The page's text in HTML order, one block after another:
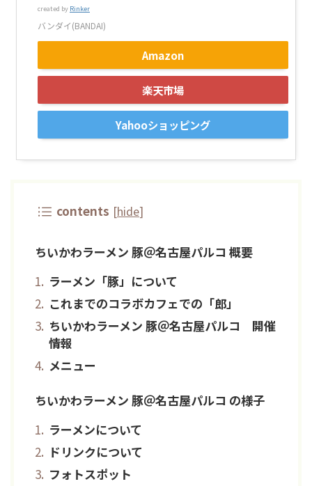
created by Rinker
バンダイ(BANDAI)
Amazon
楽天市場
Yahooショッピング
contents [hide]
ちいかわラーメン 豚＠名古屋パルコ 概要
ラーメン「豚」について
これまでのコラボカフェでの「郎」
ちいかわラーメン 豚＠名古屋パルコ 開催
情報
メニュー
ちいかわラーメン 豚＠名古屋パルコ の様子
ラーメンについて
ドリンクについて
フォトスポット